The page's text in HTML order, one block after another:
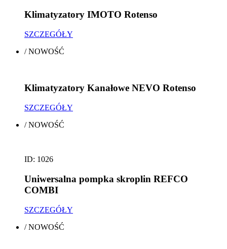
Klimatyzatory IMOTO Rotenso
SZCZEGÓŁY
/NOWOŚĆ
Klimatyzatory Kanałowe NEVO Rotenso
SZCZEGÓŁY
/NOWOŚĆ
ID: 1026
Uniwersalna pompka skroplin REFCO
COMBI
SZCZEGÓŁY
/NOWOŚĆ